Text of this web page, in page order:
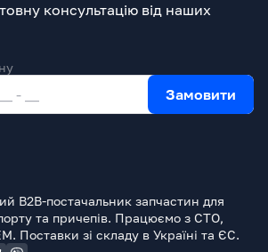
консультацію від наших
Замовити
B2B-постачальник запчастин для
та причепів. Працюємо з СТО,
Поставки зі складу в Україні та ЄС.